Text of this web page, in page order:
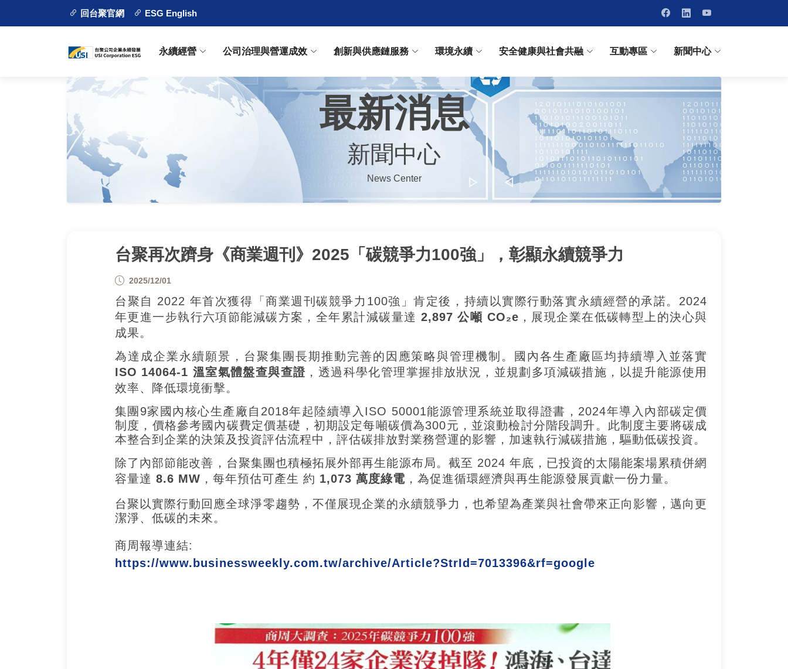
回台聚官網 ESG English
永續經營 公司治理與營運成效 創新與供應鏈服務 環境永續 安全健康與社會共融 互動專區 新聞中心
最新消息
新聞中心
News Center
台聚再次躋身《商業週刊》2025「碳競爭力100強」，彰顯永續競爭力
2025/12/01
台聚自 2022 年首次獲得「商業週刊碳競爭力100強」肯定後，持續以實際行動落實永續經營的承諾。2024
年更進一步執行六項節能減碳方案，全年累計減碳量達 2,897 公噸 CO₂e ，展現企業在低碳轉型上的決心與
成果。
為達成企業永續願景，台聚集團長期推動完善的因應策略與管理機制。國內各生產廠區均持續導入並落實
ISO 14064-1 溫室氣體盤查與查證 ，透過科學化管理掌握排放狀況，並規劃多項減碳措施，以提升能源使用
效率、降低環境衝擊。
集團9家國內核心生產廠自2018年起陸續導入ISO 50001能源管理系統並取得證書，2024年導入內部碳定價
制度，價格參考國內碳費定價基礎，初期設定每噸碳價為300元，並滾動檢討分階段調升。此制度主要將碳成
本整合到企業的決策及投資評估流程中，評估碳排放對業務營運的影響，加速執行減碳措施，驅動低碳投資。
除了內部節能改善，台聚集團也積極拓展外部再生能源布局。截至 2024 年底，已投資的太陽能案場累積併網
容量達 8.6 MW ，每年預估可產生 約 1,073 萬度綠電 ，為促進循環經濟與再生能源發展貢獻一份力量。
台聚以實際行動回應全球淨零趨勢，不僅展現企業的永續競爭力，也希望為產業與社會帶來正向影響，邁向更
潔淨、低碳的未來。
商周報導連結:
https://www.businessweekly.com.tw/archive/Article?StrId=7013396&rf=google